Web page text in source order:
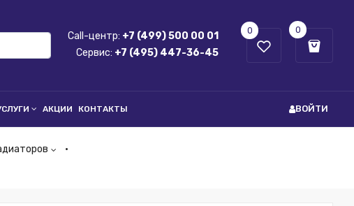
Call-центр: +7 (499) 500 00 01
Сервис: +7 (495) 447-36-45
0 0
АКЦИИ КОНТАКТЫ ВОЙТИ